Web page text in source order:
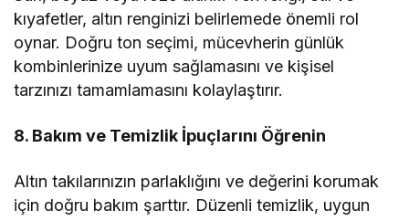
kıyafetler, altın renginizi belirlemede önemli rol
oynar. Doğru ton seçimi, mücevherin günlük
kombinlerinize uyum sağlamasını ve kişisel
tarzınızı tamamlamasını kolaylaştırır.
8. Bakım ve Temizlik İpuçlarını Öğrenin
Altın takılarınızın parlaklığını ve değerini korumak
için doğru bakım şarttır. Düzenli temizlik, uygun